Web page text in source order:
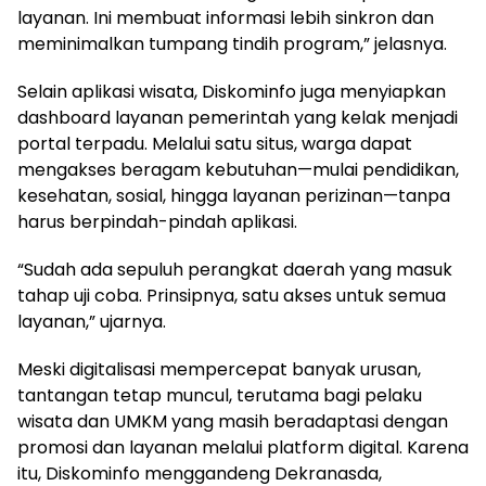
layanan. Ini membuat informasi lebih sinkron dan
meminimalkan tumpang tindih program,” jelasnya.
Selain aplikasi wisata, Diskominfo juga menyiapkan
dashboard layanan pemerintah yang kelak menjadi
portal terpadu. Melalui satu situs, warga dapat
mengakses beragam kebutuhan—mulai pendidikan,
kesehatan, sosial, hingga layanan perizinan—tanpa
harus berpindah-pindah aplikasi.
“Sudah ada sepuluh perangkat daerah yang masuk
tahap uji coba. Prinsipnya, satu akses untuk semua
layanan,” ujarnya.
Meski digitalisasi mempercepat banyak urusan,
tantangan tetap muncul, terutama bagi pelaku
wisata dan UMKM yang masih beradaptasi dengan
promosi dan layanan melalui platform digital. Karena
itu, Diskominfo menggandeng Dekranasda,